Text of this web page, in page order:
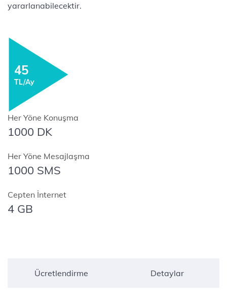
yararlanabilecektir.
45
TL/Ay
Her Yöne Konuşma
1000 DK
Her Yöne Mesajlaşma
1000 SMS
Cepten İnternet
4 GB
Ücretlendirme Detaylar